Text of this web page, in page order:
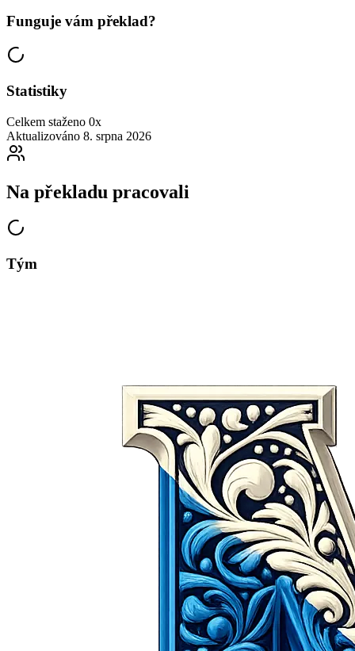
Funguje vám překlad?
Statistiky
Celkem staženo 0x
Aktualizováno 8. srpna 2026
Na překladu pracovali
Tým